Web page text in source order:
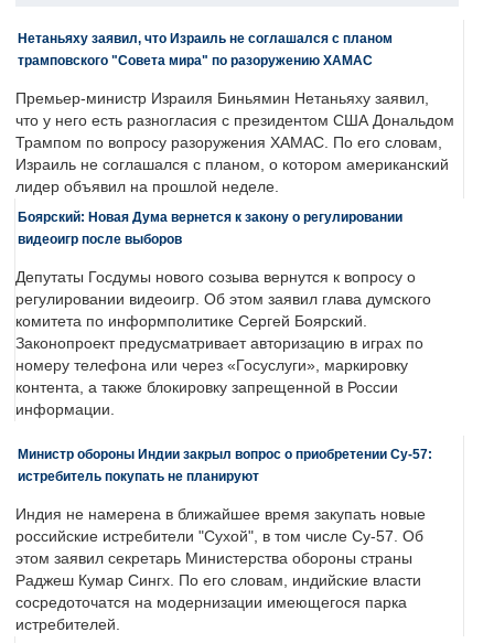
Нетаньяху заявил, что Израиль не соглашался с планом
трамповского "Совета мира" по разоружению ХАМАС
Премьер-министр Израиля Биньямин Нетаньяху заявил,
что у него есть разногласия с президентом США Дональдом
Трампом по вопросу разоружения ХАМАС. По его словам,
Израиль не соглашался с планом, о котором американский
лидер объявил на прошлой неделе.
Боярский: Новая Дума вернется к закону о регулировании
видеоигр после выборов
Депутаты Госдумы нового созыва вернутся к вопросу о
регулировании видеоигр. Об этом заявил глава думского
комитета по информполитике Сергей Боярский.
Законопроект предусматривает авторизацию в играх по
номеру телефона или через «Госуслуги», маркировку
контента, а также блокировку запрещенной в России
информации.
Министр обороны Индии закрыл вопрос о приобретении Су-57:
истребитель покупать не планируют
Индия не намерена в ближайшее время закупать новые
российские истребители "Сухой", в том числе Су-57. Об
этом заявил секретарь Министерства обороны страны
Раджеш Кумар Сингх. По его словам, индийские власти
сосредоточатся на модернизации имеющегося парка
истребителей.